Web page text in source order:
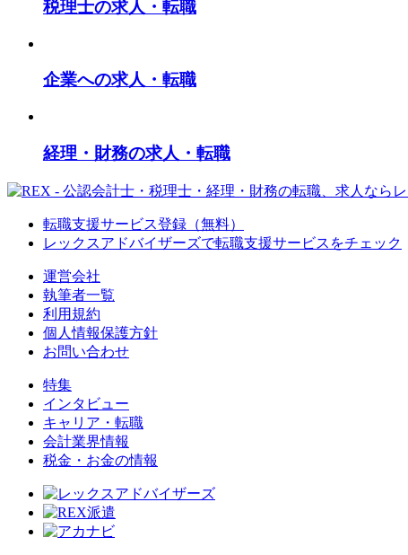
税理士の求人・転職
企業への求人・転職
経理・財務の求人・転職
転職支援サービス登録（無料）
レックスアドバイザーズで転職支援サービスをチェック
運営会社
執筆者一覧
利用規約
個人情報保護方針
お問い合わせ
特集
インタビュー
キャリア・転職
会計業界情報
税金・お金の情報